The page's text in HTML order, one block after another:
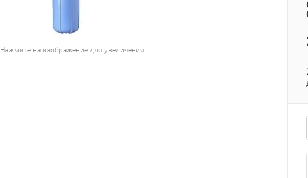
Нажмите на изображение для увеличения